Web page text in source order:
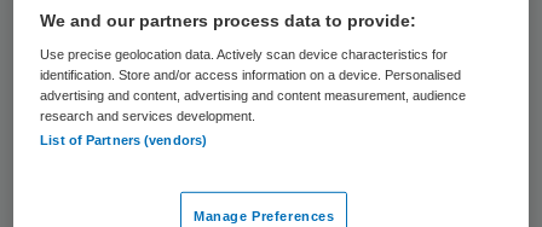
(MK) zoveel aandacht? Reden voor mij om
de Harvard-case, zoals besproken in een
van de Salentein-VBHC sessies in Nijkerk,
nog eens nader te bekijken op de feitelijke
resultaten van deze Duitse kliniek.
We and our partners process data to provide:
Use precise geolocation data. Actively scan device characteristics for
identification. Store and/or access information on a device. Personalised
advertising and content, advertising and content measurement, audience
research and services development.
List of Partners (vendors)
Manage Preferences